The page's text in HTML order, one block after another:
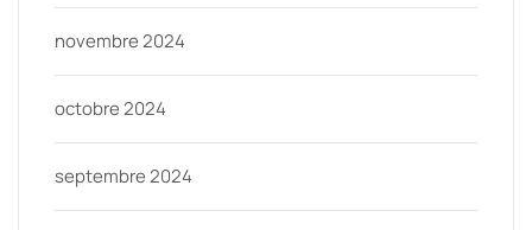
novembre 2024
octobre 2024
septembre 2024